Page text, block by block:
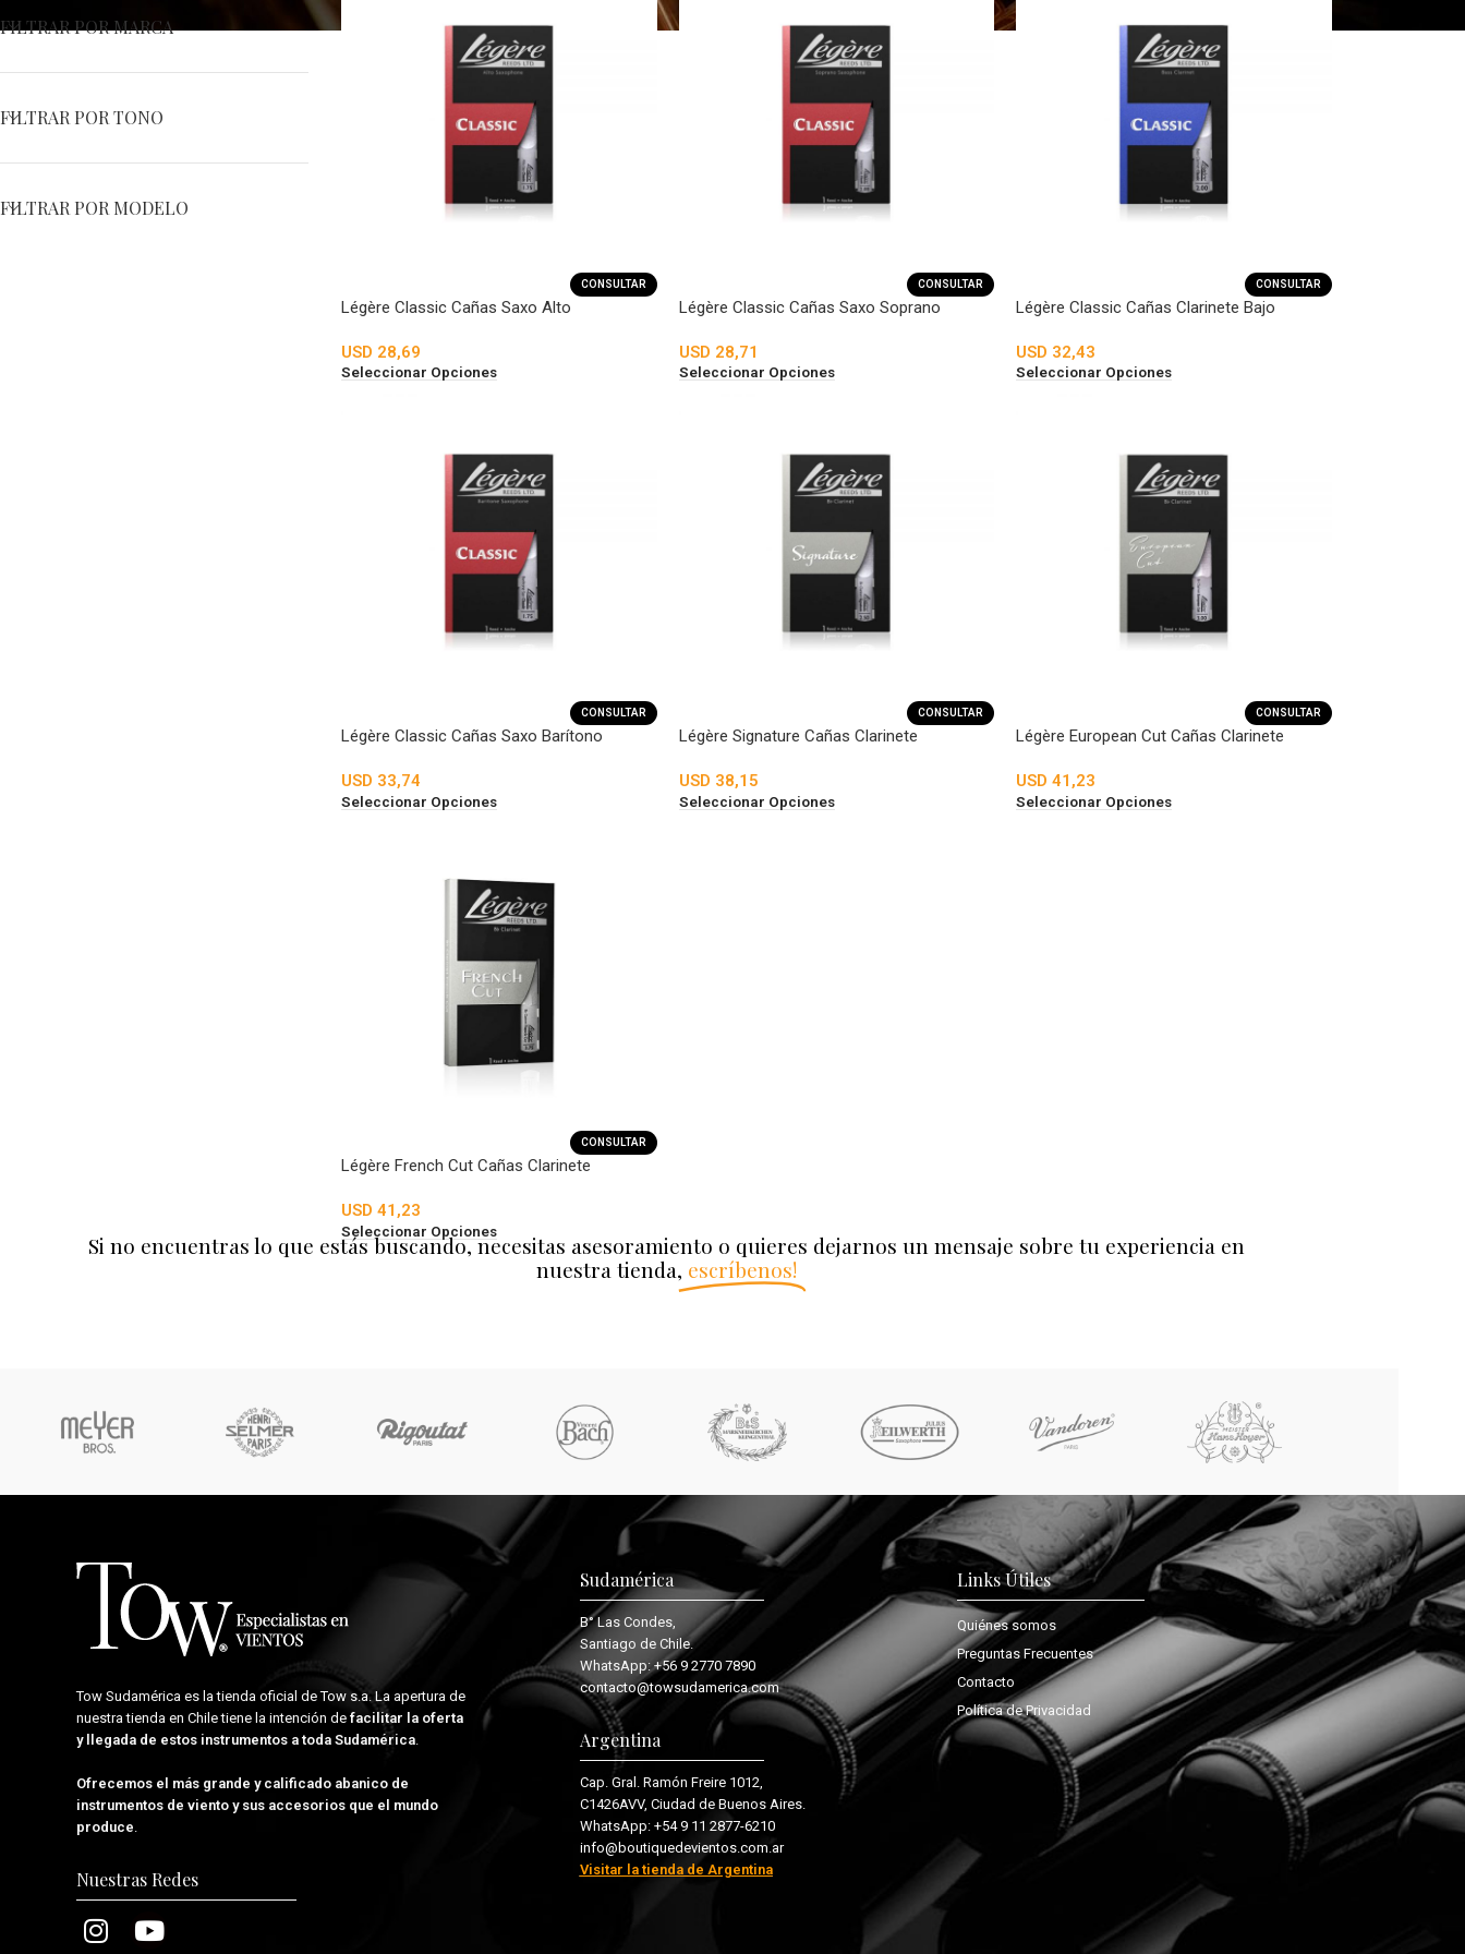
FILTRAR POR MARCA
FILTRAR POR TONO
FILTRAR POR MODELO
CONSULTAR
Légère Classic Cañas Saxo Alto
USD 28,69
Seleccionar Opciones
CONSULTAR
Légère Classic Cañas Saxo Soprano
USD 28,71
Seleccionar Opciones
CONSULTAR
Légère Classic Cañas Clarinete Bajo
USD 32,43
Seleccionar Opciones
CONSULTAR
Légère Classic Cañas Saxo Barítono
USD 33,74
Seleccionar Opciones
CONSULTAR
Légère Signature Cañas Clarinete
USD 38,15
Seleccionar Opciones
CONSULTAR
Légère European Cut Cañas Clarinete
USD 41,23
Seleccionar Opciones
CONSULTAR
Légère French Cut Cañas Clarinete
USD 41,23
Seleccionar Opciones
Si no encuentras lo que estás buscando, necesitas asesoramiento o quieres dejarnos un mensaje sobre tu experiencia en
nuestra tienda, escríbenos!
Tow Sudamérica es la tienda oficial deTow s.a. La apertura de
nuestra tienda en Chile tiene la intención de facilitar la oferta
y llegada de estos instrumentos a toda Sudamérica
Ofrecemos el más grande y calificado abanico de
instrumentos de viento y sus accesorios que el mundo
produce
Nuestras Redes
Sudamérica
B° Las Condes,
Santiago de Chile.
WhatsApp: +56 9 2770 7890
contacto@towsudamerica.com
Argentina
Cap. Gral. Ramón Freire 1012,
C1426AVV, Ciudad de Buenos Aires.
WhatsApp: +54 9 11 2877-6210
info@boutiquedevientos.com.ar
Visitar la tienda de Argentina
Links Útiles
Quiénes somos
Preguntas Frecuentes
Contacto
Política de Privacidad